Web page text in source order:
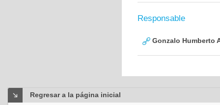
Responsable
Gonzalo Humberto
Regresar a la página inicial